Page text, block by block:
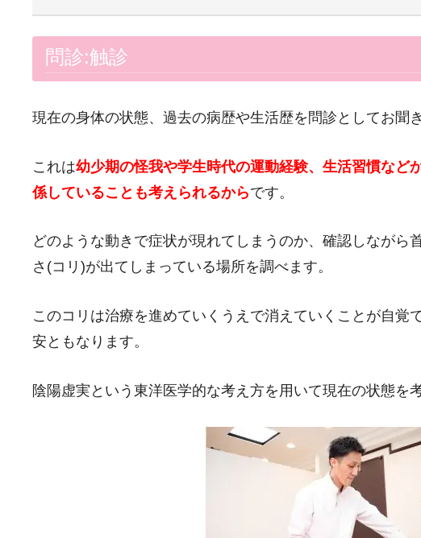
問診:触診
現在の身体の状態、過去の病歴や生活歴を問診としてお聞
これは幼少期の怪我や学生時代の運動経験、生活習慣など
係していることも考えられるからです。
どのような動きで症状が現れてしまうのか、確認しながら
さ (コリ )が出てしまっている場所を調べます。
このコリは治療を進めていくうえで消えていくことが自覚
安ともなります。
陰陽虚実という東洋医学的な考え方を用いて現在の状態を